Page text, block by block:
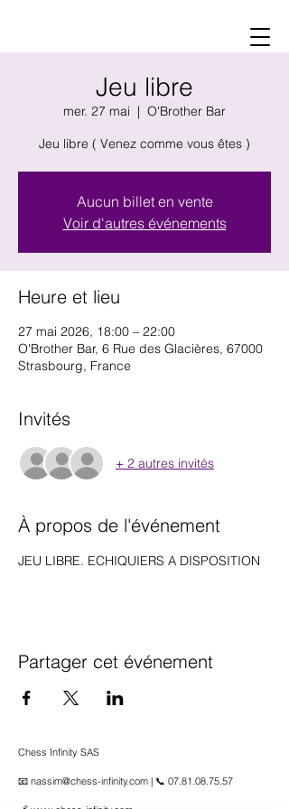
Jeu libre
mer. 27 mai
  |
O'Brother Bar
Jeu libre ( Venez comme vous êtes )
Aucun billet en vente
Voir d'autres événements
Heure et lieu
27 mai 2026, 18:00 – 22:00
O'Brother Bar, 6 Rue des Glacières, 67000
Strasbourg, France
Invités
+ 2 autres invités
À propos de l'événement
JEU LIBRE. ECHIQUIERS A DISPOSITION
Partager cet événement
Chess Infinity SAS
📧 nassim@chess-infinity.com | 📞 07.81.08.75.57